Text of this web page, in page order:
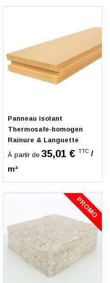
Panneau isolant
Thermosafe-homogen
Rainure & Languette
GUTEX
À partir de 35,01 € TTC /
m²
PROMO